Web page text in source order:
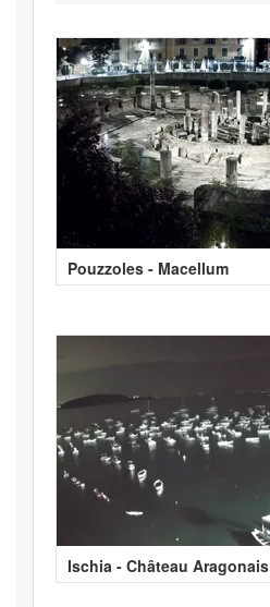
Pouzzoles - Macellum
Ischia - Château Aragonais